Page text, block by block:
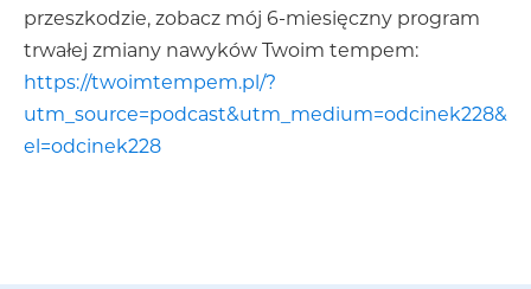
przeszkodzie, zobacz mój 6-miesięczny program
trwałej zmiany nawyków Twoim tempem:
https://twoimtempem.pl/?
utm_source=podcast&utm_medium=odcinek228&
el=odcinek228